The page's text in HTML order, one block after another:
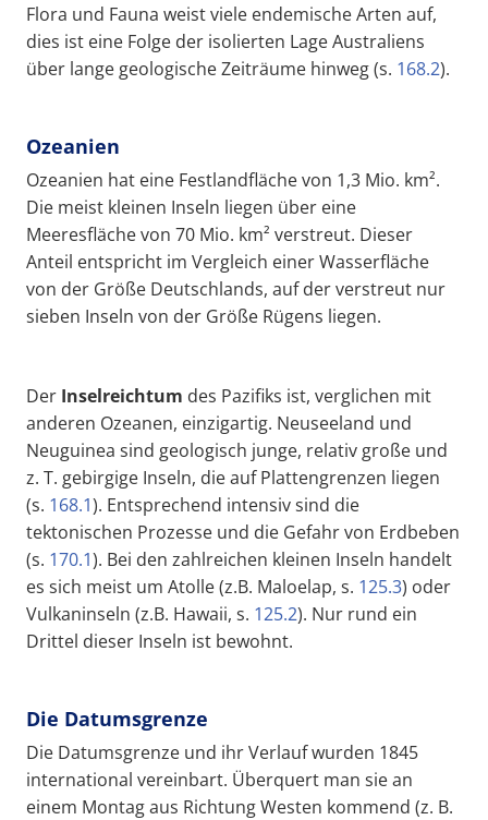
Flora und Fauna weist viele endemische Arten auf,
dies ist eine Folge der isolierten Lage Australiens
über lange geologische Zeiträume hinweg (s. 168.2).
Ozeanien
Ozeanien hat eine Festlandfläche von 1,3 Mio. km².
Die meist kleinen Inseln liegen über eine
Meeresfläche von 70 Mio. km² verstreut. Dieser
Anteil entspricht im Vergleich einer Wasserfläche
von der Größe Deutschlands, auf der verstreut nur
sieben Inseln von der Größe Rügens liegen.
Der Inselreichtum des Pazifiks ist, verglichen mit
anderen Ozeanen, einzigartig. Neuseeland und
Neuguinea sind geologisch junge, relativ große und
z. T. gebirgige Inseln, die auf Plattengrenzen liegen
(s. 168.1). Entsprechend intensiv sind die
tektonischen Prozesse und die Gefahr von Erdbeben
(s. 170.1). Bei den zahlreichen kleinen Inseln handelt
es sich meist um Atolle (z.B. Maloelap, s. 125.3) oder
Vulkaninseln (z.B. Hawaii, s. 125.2). Nur rund ein
Drittel dieser Inseln ist bewohnt.
Die Datumsgrenze
Die Datumsgrenze und ihr Verlauf wurden 1845
international vereinbart. Überquert man sie an
einem Montag aus Richtung Westen kommend (z. B.